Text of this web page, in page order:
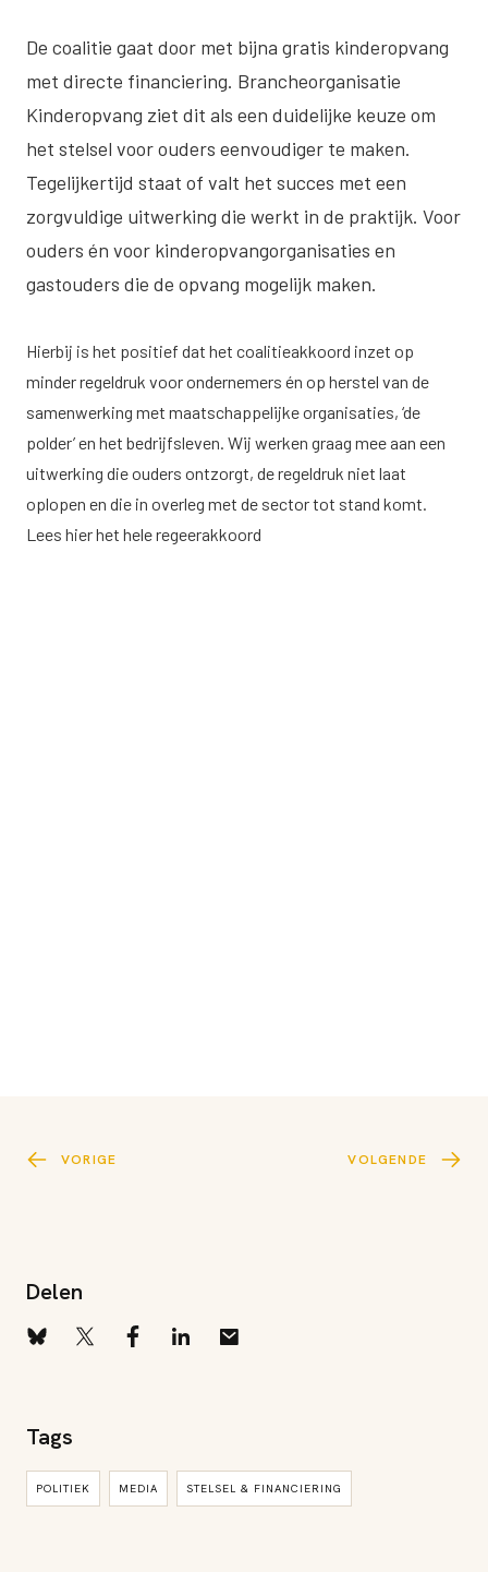
De coalitie gaat door met bijna gratis kinderopvang
met directe financiering. Brancheorganisatie
Kinderopvang ziet dit als een duidelijke keuze om
het stelsel voor ouders eenvoudiger te maken.
Tegelijkertijd staat of valt het succes met een
zorgvuldige uitwerking die werkt in de praktijk. Voor
ouders én voor kinderopvangorganisaties en
gastouders die de opvang mogelijk maken.
Hierbij is het positief dat het coalitieakkoord inzet op
minder regeldruk voor ondernemers én op herstel van de
samenwerking met maatschappelijke organisaties, ‘de
polder’ en het bedrijfsleven. Wij werken graag mee aan een
uitwerking die ouders ontzorgt, de regeldruk niet laat
oplopen en die in overleg met de sector tot stand komt.
Lees hier het heleregeerakkoord
VORIGE VOLGENDE
Delen
Tags
POLITIEK MEDIA STELSEL & FINANCIERING